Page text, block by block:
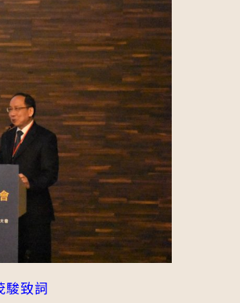
駿致詞